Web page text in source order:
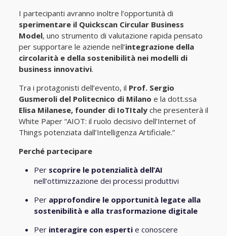
I partecipanti avranno inoltre l’opportunità di
sperimentare il Quickscan Circular Business
Model, uno strumento di valutazione rapida pensato
per supportare le aziende nell’integrazione della
circolarità e della sostenibilità nei modelli di
business innovativi.
Tra i protagonisti dell’evento, il Prof. Sergio
Gusmeroli del Politecnico di Milano e la dott.ssa
Elisa Milanese, founder di IoTItaly che presenterà il
White Paper “AIOT: il ruolo decisivo dell’Internet of
Things potenziata dall’Intelligenza Artificiale.​”
Perché partecipare
Per scoprire le potenzialità dell’AI
nell’ottimizzazione dei processi produttivi
Per approfondire le opportunità legate alla
sostenibilità e alla trasformazione digitale
Per interagire con esperti e conoscere